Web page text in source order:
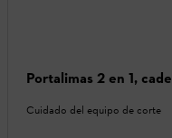
Portalimas 2 en 1,
Cuidado del equipo de corte